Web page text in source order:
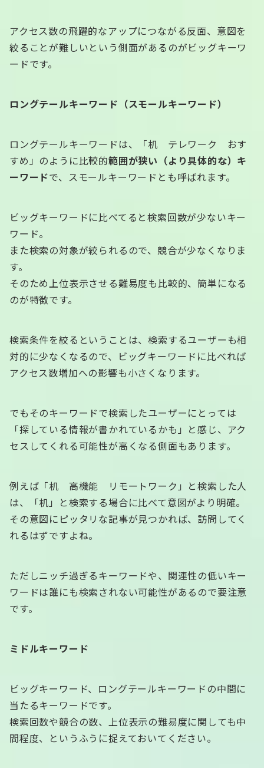
アクセス数の飛躍的なアップにつながる反面、意図を
絞ることが難しいという側面があるのがビッグキーワ
ードです。
ロングテールキーワード（スモールキーワード）
ロングテールキーワードは、「机 テレワーク おす
すめ」のように比較的範囲が狭い（より具体的な）キ
ーワードで、スモールキーワードとも呼ばれます。
ビッグキーワードに比べてると検索回数が少ないキー
ワード。
また検索の対象が絞られるので、競合が少なくなりま
す。
そのため上位表示させる難易度も比較的、簡単になる
のが特徴です。
検索条件を絞るということは、検索するユーザーも相
対的に少なくなるので、ビッグキーワードに比べれば
アクセス数増加への影響も小さくなります。
でもそのキーワードで検索したユーザーにとっては
「探している情報が書かれているかも」と感じ、アク
セスしてくれる可能性が高くなる側面もあります。
例えば「机 高機能 リモートワーク」と検索した人
は、「机」と検索する場合に比べて意図がより明確。
その意図にピッタリな記事が見つかれば、訪問してく
れるはずですよね。
ただしニッチ過ぎるキーワードや、関連性の低いキー
ワードは誰にも検索されない可能性があるので要注意
です。
ミドルキーワード
ビッグキーワード、ロングテールキーワードの中間に
当たるキーワードです。
検索回数や競合の数、上位表示の難易度に関しても中
間程度、というふうに捉えておいてください。